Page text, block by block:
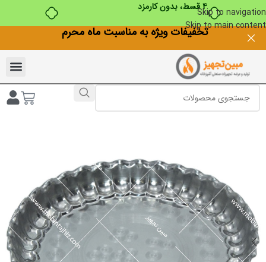
۴ قسط، بدون کارمزد
Skip to navigation
Skip to main contentتخفیفات ویژه به مناسبت ماه محرم